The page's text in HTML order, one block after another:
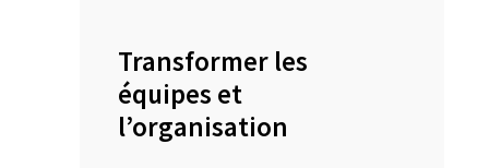
Transformer les
équipes et
l’organisation